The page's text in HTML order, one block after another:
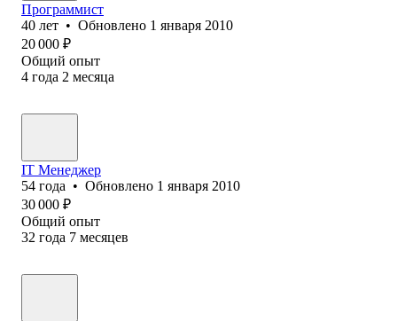
Программист
40 лет • Обновлено 1 января 2010
20 000 ₽
Общий опыт
4 года 2 месяца
IT Менеджер
54 года • Обновлено 1 января 2010
30 000 ₽
Общий опыт
32 года 7 месяцев